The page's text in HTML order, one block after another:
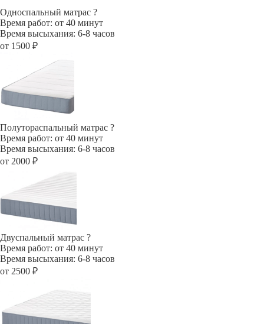
Односпальный матрас ?
Время работ: от 40 минут
Время высыхания: 6-8 часов
от 1500 ₽
Полутораспальный матрас ?
Время работ: от 40 минут
Время высыхания: 6-8 часов
от 2000 ₽
Двуспальный матрас ?
Время работ: от 40 минут
Время высыхания: 6-8 часов
от 2500 ₽